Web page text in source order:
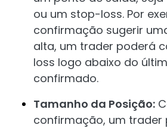
ou um stop-loss. Por
confirmação sugerir
alta, um trader poderá
loss logo abaixo do
confirmado.
Tamanho da Posição:
confirmação, um trader